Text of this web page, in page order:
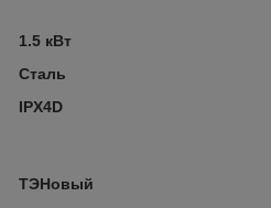
1.5 кВт
Сталь
IPX4D
ТЭНовый